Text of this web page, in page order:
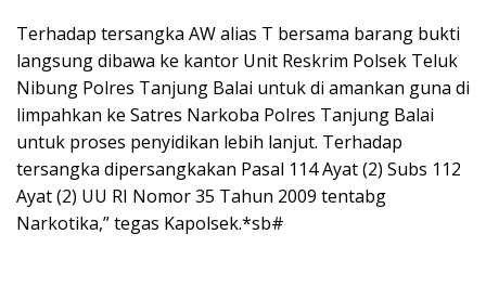
Terhadap tersangka AW alias T bersama barang bukti
langsung dibawa ke kantor Unit Reskrim Polsek Teluk
Nibung Polres Tanjung Balai untuk di amankan guna di
limpahkan ke Satres Narkoba Polres Tanjung Balai
untuk proses penyidikan lebih lanjut. Terhadap
tersangka dipersangkakan Pasal 114 Ayat (2) Subs 112
Ayat (2) UU RI Nomor 35 Tahun 2009 tentabg
Narkotika,” tegas Kapolsek.*sb#